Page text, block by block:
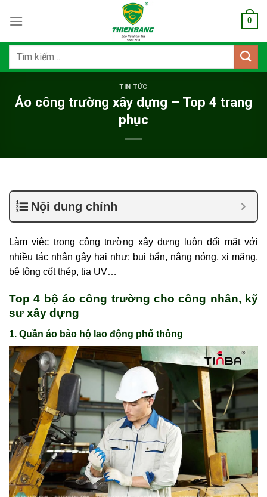
qua
dung
0
Tìm
TIN TỨC
Áo công trường xây dựng – Top 4 trang
phục
Nội dung chính
Làm việc trong công trường xây dựng luôn đối mặt với
nhiều tác nhân gây hại như: bụi bẩn, nắng nóng, xi măng,
bê tông cốt thép, tia UV…
Top 4 bộ áocông trườngcho công nhân, kỹ
sư xây dựng
1. Quần áo bảo hộ lao động phổ thông